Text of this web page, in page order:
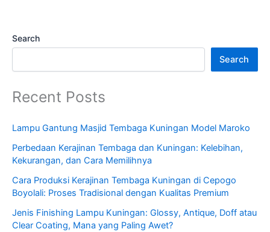
Search
Search
Recent Posts
Lampu Gantung Masjid Tembaga Kuningan Model Maroko
Perbedaan Kerajinan Tembaga dan Kuningan: Kelebihan,
Kekurangan, dan Cara Memilihnya
Cara Produksi Kerajinan Tembaga Kuningan di Cepogo
Boyolali: Proses Tradisional dengan Kualitas Premium
Jenis Finishing Lampu Kuningan: Glossy, Antique, Doff atau
Clear Coating, Mana yang Paling Awet?